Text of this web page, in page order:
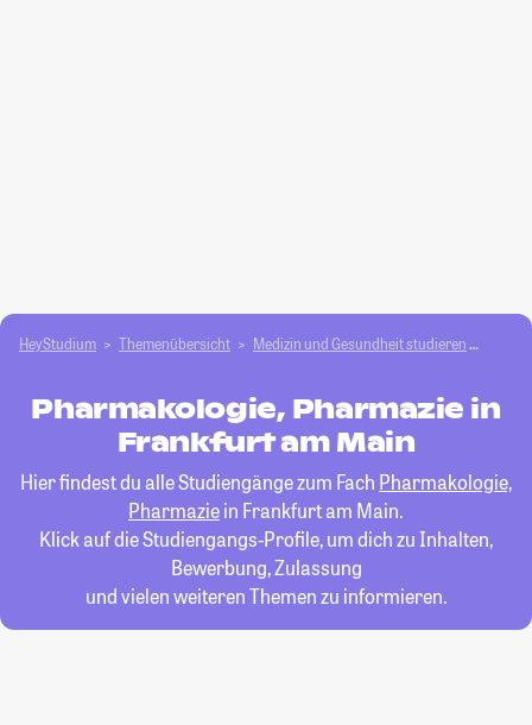
HeyStudium Themenübersicht Medizin und Gesundheit studieren
Pharmakologie, Pharmazie in
Frankfurt am Main
Hier findest du alle Studiengänge zum Fach Pharmakologie,
Pharmaziein Frankfurt am Main.
Klick auf die Studiengangs-Profile, um dich zu Inhalten,
Bewerbung, Zulassung
und vielen weiteren Themen zu informieren.